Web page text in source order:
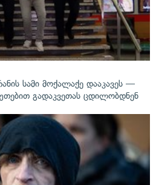
სამი მოქალაქე დააკავეს —
გადაკვეთას ცდილობდნენ